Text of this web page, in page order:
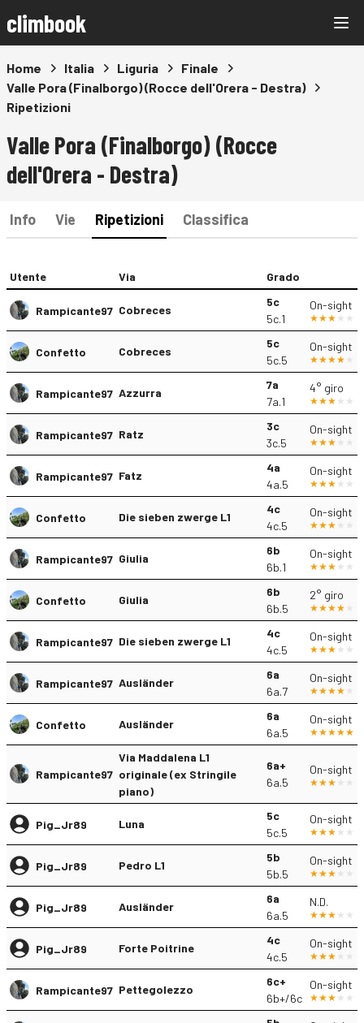
climbook
Home Italia Liguria
Finale
Valle Pora (Finalborgo) (Rocce dell'Orera - Destra)
Ripetizioni
Valle Pora (Finalborgo) (Rocce
dell'Orera - Destra)
Info Vie Ripetizioni Classifica
Utente Via Grado
Rampicante97 Cobreces
5c
5c.1
On-sight
Confetto Cobreces
5c
5c.5
On-sight
Rampicante97 Azzurra
7a
7a.1
4° giro
Rampicante97 Ratz
3c
3c.5
On-sight
Rampicante97 Fatz
4a
4a.5
On-sight
Confetto Die sieben zwerge L1
4c
4c.5
On-sight
Rampicante97 Giulia
6b
6b.1
On-sight
Confetto Giulia
6b
6b.5
2° giro
Rampicante97 Die sieben zwerge L1
4c
4c.5
On-sight
Rampicante97 Ausländer
6a
6a.7
On-sight
Confetto Ausländer
6a
6a.5
On-sight
Rampicante97
Via Maddalena L1
originale (ex Stringile
piano)
6a+
6a.5
On-sight
Pig_Jr89 Luna
5c
5c.5
On-sight
Pig_Jr89 Pedro L1
5b
5b.5
On-sight
Pig_Jr89 Ausländer
6a
6a.5
N.D.
Pig_Jr89 Forte Poitrine
4c
4c.5
On-sight
Rampicante97 Pettegolezzo
6c+
6b+/6c
On-sight